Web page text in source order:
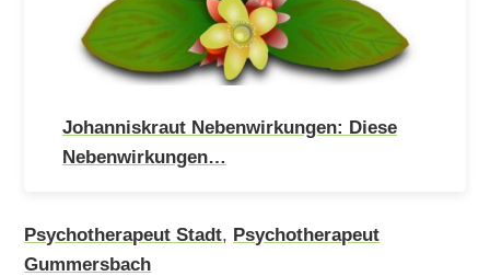
Johanniskraut Nebenwirkungen: Diese
Nebenwirkungen…
Psychotherapeut Stadt, Psychotherapeut
Gummersbach